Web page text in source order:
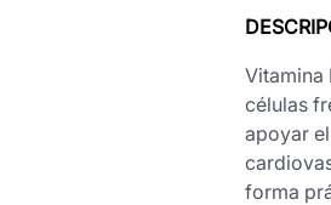
Vitamina
células
apoyar
forma